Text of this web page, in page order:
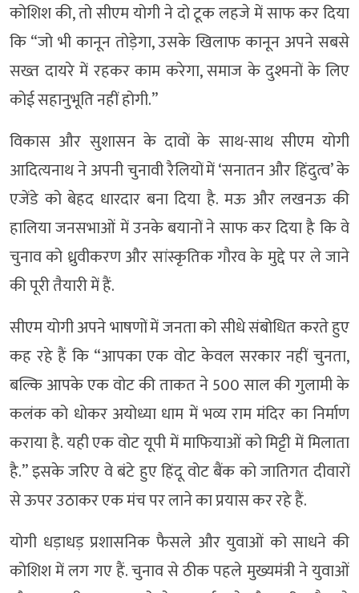
कोशिश की, तो सीएम योगी ने दो टूक लहजे में साफ कर दिया
कि “जो भी कानून तोड़ेगा, उसके खिलाफ कानून अपने सबसे
सख्त दायरे में रहकर काम करेगा, समाज के दुश्मनों के लिए
कोई सहानुभूति नहीं होगी.”
विकास और सुशासन के दावों के साथ-साथ सीएम योगी
आदित्यनाथ ने अपनी चुनावी रैलियों में ‘सनातन और हिंदुत्व’ के
एजेंडे को बेहद धारदार बना दिया है. मऊ और लखनऊ की
हालिया जनसभाओं में उनके बयानों ने साफ कर दिया है कि वे
चुनाव को ध्रुवीकरण और सांस्कृतिक गौरव के मुद्दे पर ले जाने
की पूरी तैयारी में हैं.
सीएम योगी अपने भाषणों में जनता को सीधे संबोधित करते हुए
कह रहे हैं कि “आपका एक वोट केवल सरकार नहीं चुनता,
बल्कि आपके एक वोट की ताकत ने 500 साल की गुलामी के
कलंक को धोकर अयोध्या धाम में भव्य राम मंदिर का निर्माण
कराया है. यही एक वोट यूपी में माफियाओं को मिट्टी में मिलाता
है.” इसके जरिए वे बंटे हुए हिंदू वोट बैंक को जातिगत दीवारों
से ऊपर उठाकर एक मंच पर लाने का प्रयास कर रहे हैं.
योगी धड़ाधड़ प्रशासनिक फैसले और युवाओं को साधने की
कोशिश में लग गए हैं. चुनाव से ठीक पहले मुख्यमंत्री ने युवाओं